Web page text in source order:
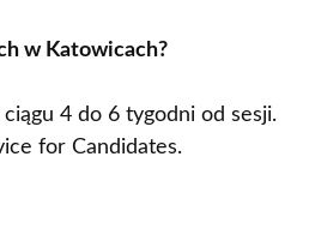
w Katowicach?
4 do 6 tygodni od sesji.
for Candidates.